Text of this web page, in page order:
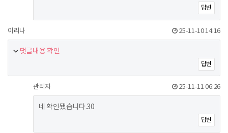
답변
이리나 25-11-10 14:16
댓글내용 확인
답변
관리자 25-11-11 06:26
네 확인됐습니다.30
답변